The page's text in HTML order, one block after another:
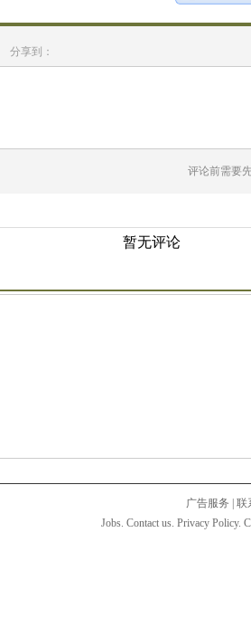
分享到：
评论前需要
暂无评论
广告服务
联
Jobs. Contact us. Privacy Policy.